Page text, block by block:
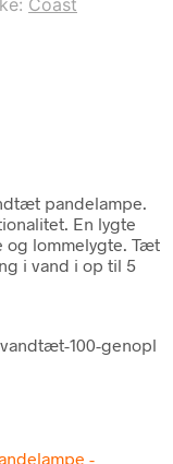
Coast
pandelampe.
En lygte
og lommelygte. Tæt
i vand i op til 5
100-genopl